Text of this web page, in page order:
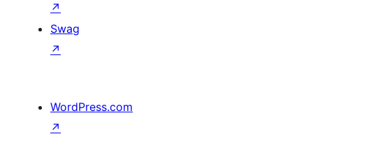
↗
Swag
↗
WordPress.com
↗